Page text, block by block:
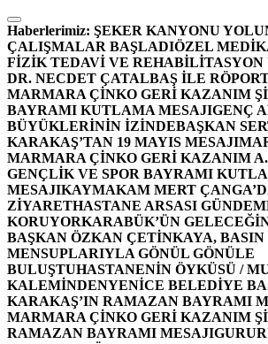
İçeriğe
atla
Haberlerimiz: ŞEKER KANYONU
ÇALIŞMALAR BAŞLADIÖZEL
FİZİK TEDAVİ VE
DR. NECDET ÇATALBAŞ İLE
MARMARA ÇİNKO GERİ KAZANIM
BAYRAMI KUTLAMA MESAJIGENÇ
BÜYÜKLERİNİN İZİNDEBAŞKAN
KARAKAŞ’TAN 19 MAYIS MESAJI
MARMARA ÇİNKO GERİ KAZANIM
GENÇLİK VE SPOR BAYRAMI
MESAJIKAYMAKAM MERT
ZİYARETHASTANE ARSASI
KORUYORKARABÜK’ÜN
BAŞKAN ÖZKAN ÇETİNKAYA, BASIN
MENSUPLARIYLA GÖNÜL GÖNÜLE
BULUŞTUHASTANENİN ÖYKÜSÜ /
KALEMİNDENYENİCE BELEDİYE
KARAKAŞ’IN RAMAZAN BAYRAMI
MARMARA ÇİNKO GERİ KAZANIM
RAMAZAN BAYRAMI MESAJI